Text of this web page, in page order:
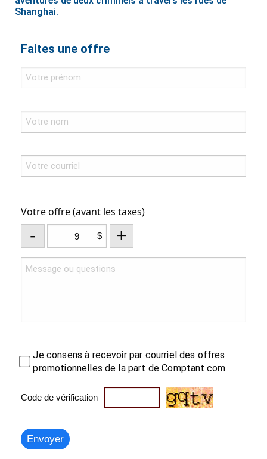
Shanghai.
Faites une offre
Votre offre (avant les taxes)
- $ +
Je consens à recevoir par courriel des offres
promotionnelles de la part de Comptant.com
Code de vérification